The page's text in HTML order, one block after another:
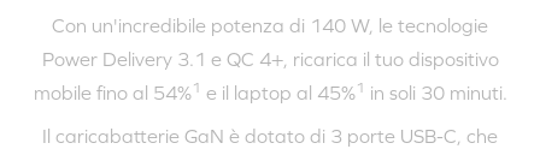
Con un'incredibile potenza di 140 W, le tecnologie
Power Delivery 3.1 e QC 4+, ricarica il tuo dispositivo
mobile fino al 54%1 e il laptop al 45%1 in soli 30 minuti
Il caricabatterie GaN è dotato di 3 porte USB-C , che